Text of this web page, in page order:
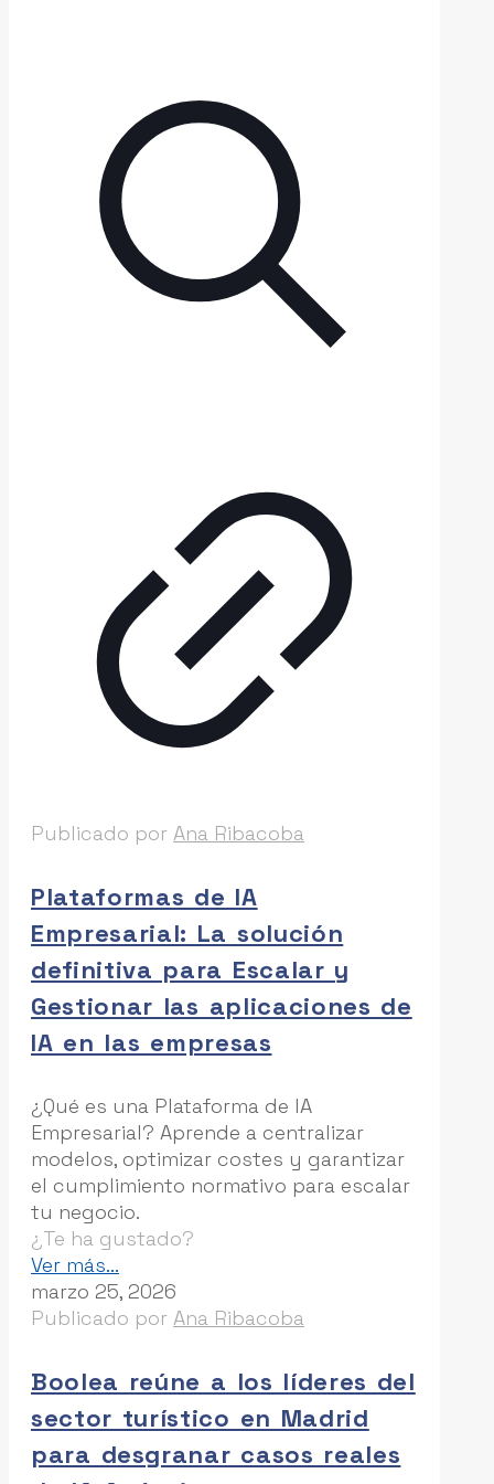
Publicado por Ana Ribacoba
Plataformas de IA
Empresarial: La solución
definitiva para Escalar y
Gestionar las aplicaciones de
IA en las empresas
¿Qué es una Plataforma de IA
Empresarial? Aprende a centralizar
modelos, optimizar costes y garantizar
el cumplimiento normativo para escalar
tu negocio.
¿Te ha gustado?
Ver más...
Plataformas
de
Empresarial:
La
solución
definitiva
para
marzo 25, 2026
Publicado por Ana Ribacoba
Boolea reúne a los líderes del
sector turístico en Madrid
para desgranar casos reales